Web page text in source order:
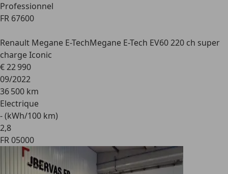
Professionnel
FR 67600
Renault Megane E-TechMegane E-Tech EV60 220 ch super
charge Iconic
€ 22 990
09/2022
36 500 km
Electrique
- (kWh/100 km)
2,8
FR 05000